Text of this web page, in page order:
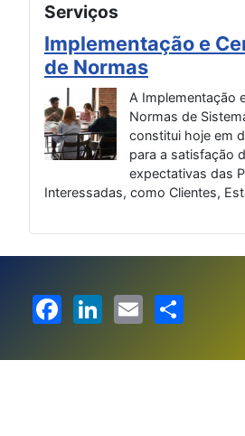
Serviços
Implementação e
de Normas
A Implementação
Normas de
constitui hoje em
para a satisfação
expectativas das
Interessadas, como Clientes,
Facebook
LinkedIn
Email